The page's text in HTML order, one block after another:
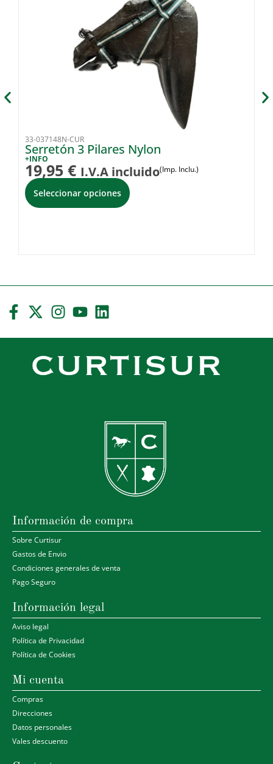
33-037148N-CUR
Serretón 3 Pilares Nylon
+INFO
19,95 € I.V.A incluido(Imp. Inclu.)
Seleccionar opciones
Información de compra
Sobre Curtisur
Gastos de Envio
Condiciones generales de venta
Pago Seguro
Información legal
Aviso legal
Política de Privacidad
Política de Cookies
Mi cuenta
Compras
Direcciones
Datos personales
Vales descuento